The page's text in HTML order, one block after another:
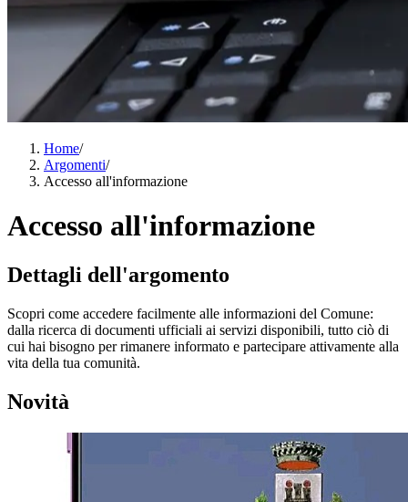
Home/
Argomenti/
Accesso all'informazione
Accesso all'informazione
Dettagli dell'argomento
Scopri come accedere facilmente alle informazioni del Comune:
dalla ricerca di documenti ufficiali ai servizi disponibili, tutto ciò di
cui hai bisogno per rimanere informato e partecipare attivamente alla
vita della tua comunità.
Novità